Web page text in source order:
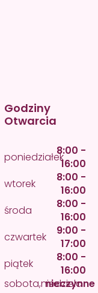
Godziny
Otwarcia
poniedziałek8:00 -
16:00
wtorek
8:00 -
16:00
środa
8:00 -
16:00
czwartek
9:00 -
17:00
piątek
8:00 -
16:00
sobota,niedziela
nieczynne